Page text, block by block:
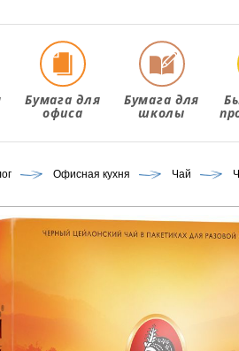
Бумага для
офиса
Бумага для
школы
Офисная кухня Чай